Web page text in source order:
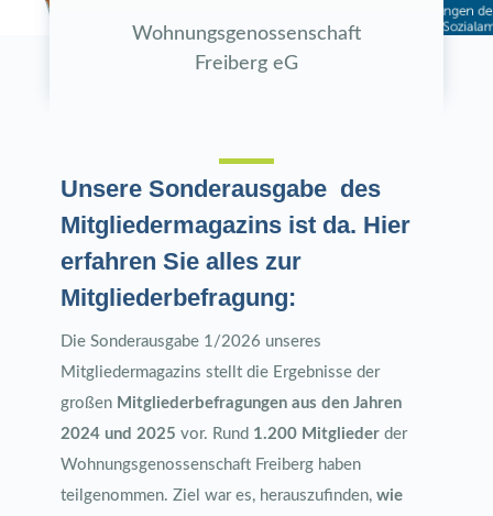
Wohnungsgenossenschaft
Freiberg eG
Unsere Sonderausgabe des
Mitgliedermagazins ist da. Hier
erfahren Sie alles zur
Mitgliederbefragung:
Die Sonderausgabe 1/2026 unseres
Mitgliedermagazins stellt die Ergebnisse der
großen Mitgliederbefragungen aus den Jahren
2024 und 2025 vor. Rund 1.200 Mitgliederder
Wohnungsgenossenschaft Freiberg haben
teilgenommen. Ziel war es, herauszufinden, wie